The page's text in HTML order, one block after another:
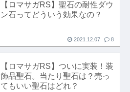
【ロマサガRS】聖石の耐性ダウ
ン石ってどういう効果なの？
2021.12.07 8
【ロマサガRS】ついに実装！装
飾品聖石。当たり聖石は？売っ
てもいい聖石はどれ？